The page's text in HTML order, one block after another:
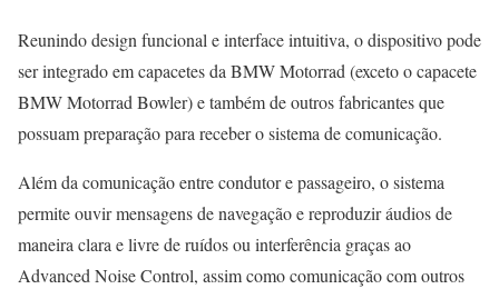
Reunindo design funcional e interface intuitiva, o dispositivo pode
ser integrado em capacetes da BMW Motorrad (exceto o capacete
BMW Motorrad Bowler) e também de outros fabricantes que
possuam preparação para receber o sistema de comunicação.
Além da comunicação entre condutor e passageiro, o sistema
permite ouvir mensagens de navegação e reproduzir áudios de
maneira clara e livre de ruídos ou interferência graças ao
Advanced Noise Control, assim como comunicação com outros